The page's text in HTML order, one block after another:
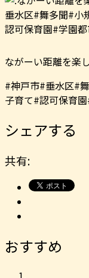
ながーい距離を楽
#神戸市#垂水区#
子育て#認可保育
シェアする
共有:
おすすめ